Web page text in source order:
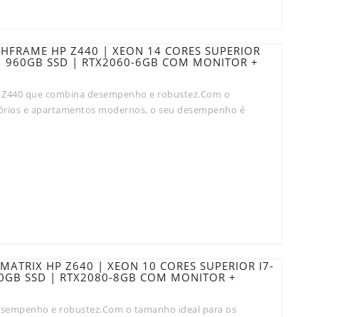
HP Z440 | XEON 14 CORES SUPERIOR
SSD | RTX2060-6GB COM MONITOR +
que combina desempenho e robustez.Com o
e apartamentos modernos, o seu desempenho é
qu..
HP Z640 | XEON 10 CORES SUPERIOR I7-
SSD | RTX2080-8GB COM MONITOR +
e robustez.Com o tamanho ideal para os